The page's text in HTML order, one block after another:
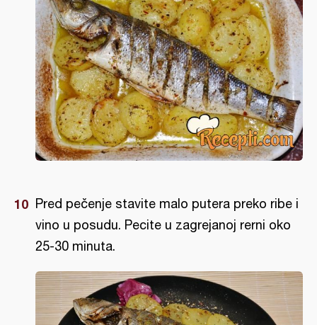
Pred pečenje stavite malo putera preko ribe i
vino u posudu. Pecite u zagrejanoj rerni oko
25-30 minuta.